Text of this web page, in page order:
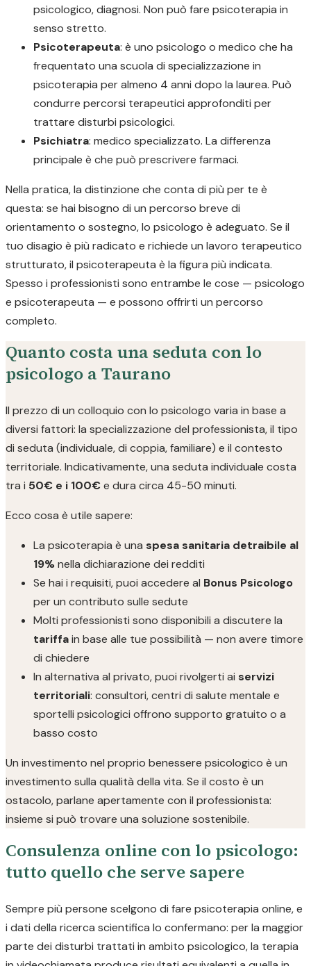
psicologico, diagnosi. Non può fare psicoterapia in
senso stretto.
Psicoterapeuta: è uno psicologo o medico che ha
frequentato una scuola di specializzazione in
psicoterapia per almeno 4 anni dopo la laurea. Può
condurre percorsi terapeutici approfonditi per
trattare disturbi psicologici.
Psichiatra: medico specializzato. La differenza
principale è che può prescrivere farmaci.
Nella pratica, la distinzione che conta di più per te è
questa: se hai bisogno di un percorso breve di
orientamento o sostegno, lo psicologo è adeguato. Se il
tuo disagio è più radicato e richiede un lavoro terapeutico
strutturato, il psicoterapeuta è la figura più indicata.
Spesso i professionisti sono entrambe le cose — psicologo
e psicoterapeuta — e possono offrirti un percorso
completo.
Quanto costa una seduta con lo
psicologo a Taurano
Il prezzo di un colloquio con lo psicologo varia in base a
diversi fattori: la specializzazione del professionista, il tipo
di seduta (individuale, di coppia, familiare) e il contesto
territoriale. Indicativamente, una seduta individuale costa
tra i 50€ e i 100€ e dura circa 45-50 minuti.
Ecco cosa è utile sapere:
La psicoterapia è una spesa sanitaria detraibile al
19%nella dichiarazione dei redditi
Se hai i requisiti, puoi accedere al Bonus Psicologo
per un contributo sulle sedute
Molti professionisti sono disponibili a discutere la
tariffain base alle tue possibilità — non avere timore
di chiedere
In alternativa al privato, puoi rivolgerti ai servizi
territoriali: consultori, centri di salute mentale e
sportelli psicologici offrono supporto gratuito o a
basso costo
Un investimento nel proprio benessere psicologico è un
investimento sulla qualità della vita. Se il costo è un
ostacolo, parlane apertamente con il professionista:
insieme si può trovare una soluzione sostenibile.
Consulenza online con lo psicologo:
tutto quello che serve sapere
Sempre più persone scelgono di fare psicoterapia online, e
i dati della ricerca scientifica lo confermano: per la maggior
parte dei disturbi trattati in ambito psicologico, la terapia